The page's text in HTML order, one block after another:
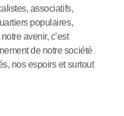
associatifs,
populaires,
avenir, c’est
de notre société
nos espoirs et surtout